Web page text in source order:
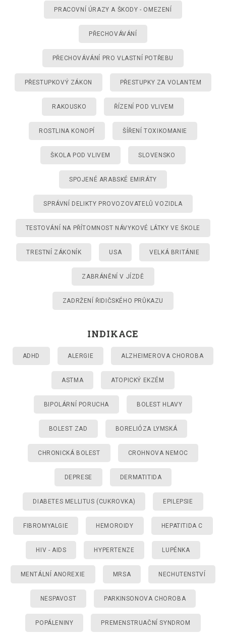
PRACOVNÍ ÚRAZY A ŠKODY - OMEZENÍ
PŘECHOVÁVÁNÍ
PŘECHOVÁVÁNÍ PRO VLASTNÍ POTŘEBU
PŘESTUPKOVÝ ZÁKON PŘESTUPKY ZA VOLANTEM
RAKOUSKO ŘÍZENÍ POD VLIVEM
ROSTLINA KONOPÍ ŠÍŘENÍ TOXIKOMANIE
ŠKOLA POD VLIVEM SLOVENSKO
SPOJENÉ ARABSKÉ EMIRÁTY
SPRÁVNÍ DELIKTY PROVOZOVATELŮ VOZIDLA
TESTOVÁNÍ NA PŘÍTOMNOST NÁVYKOVÉ LÁTKY VE ŠKOLE
TRESTNÍ ZÁKONÍK USA VELKÁ BRITÁNIE
ZABRÁNĚNÍ V JÍZDĚ
ZADRŽENÍ ŘIDIČSKÉHO PRŮKAZU
INDIKACE
ADHD ALERGIE ALZHEIMEROVA CHOROBA
ASTMA ATOPICKÝ EKZÉM
BIPOLÁRNÍ PORUCHA BOLEST HLAVY
BOLEST ZAD BORELIÓZA LYMSKÁ
CHRONICKÁ BOLEST CROHNOVA NEMOC
DEPRESE DERMATITIDA
DIABETES MELLITUS (CUKROVKA) EPILEPSIE
FIBROMYALGIE HEMOROIDY HEPATITIDA C
HIV - AIDS HYPERTENZE LUPÉNKA
MENTÁLNÍ ANOREXIE MRSA NECHUTENSTVÍ
NESPAVOST PARKINSONOVA CHOROBA
POPÁLENINY PREMENSTRUAČNÍ SYNDROM